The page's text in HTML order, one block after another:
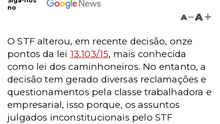
no
A A
O STF alterou, em recente decisão, onze
pontos da lei 13.103/15, mais conhecida
como lei dos caminhoneiros. No entanto, a
decisão tem gerado diversas reclamações e
questionamentos pela classe trabalhadora e
empresarial, isso porque, os assuntos
julgados inconstitucionais pelo STF